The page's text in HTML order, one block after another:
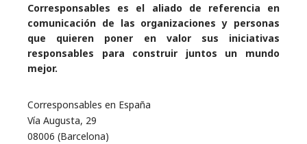
Corresponsables es el aliado de referencia en
comunicación de las organizaciones y personas
que quieren poner en valor sus iniciativas
responsables para construir juntos un mundo
mejor.
Corresponsables en España
Vía Augusta, 29
08006 (Barcelona)